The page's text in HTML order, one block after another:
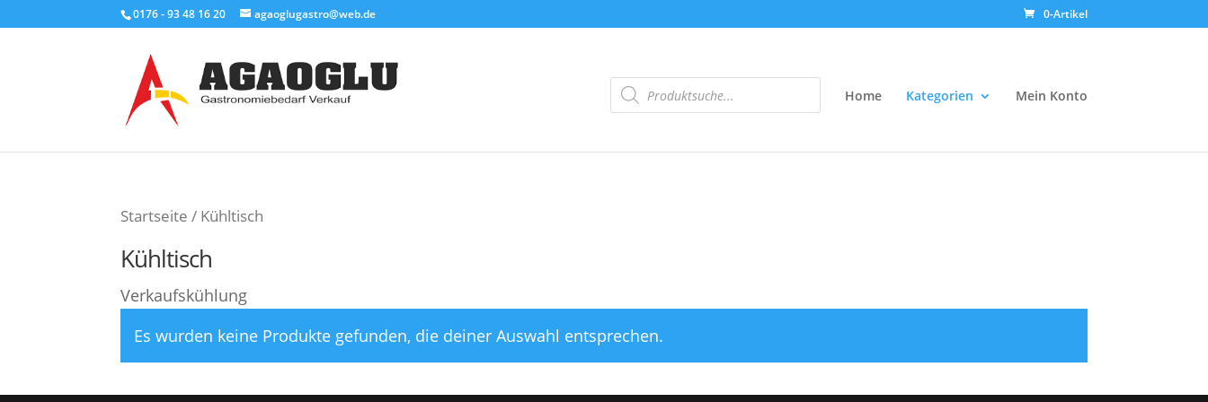
0176 - 93 48 16 20 agaoglugastro@web.de 0-Artikel
Products
search Home Kategorien Mein Konto
Products
Startseite / Kühltisch
Kühltisch
Verkaufskühlung
Es wurden keine Produkte gefunden, die deiner Auswahl entsprechen.